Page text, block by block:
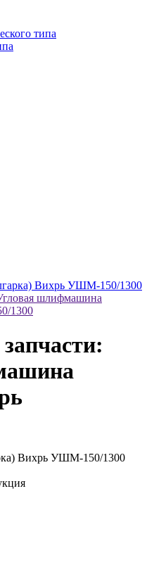
типа
Вихрь УШМ-150/1300
шлифмашина
1300